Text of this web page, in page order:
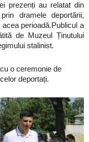
prezenți au relatat din
dramele deportării,
perioadă.Publicul a
de Muzeul Ținutului
stalinist.
o ceremonie de
deportați.